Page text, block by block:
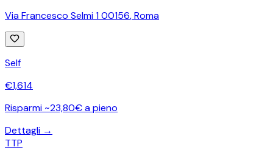
Via Francesco Selmi 1 00156,Roma
Self
€1,614
Risparmi ~23,80€ a pieno
Dettagli →
TTP